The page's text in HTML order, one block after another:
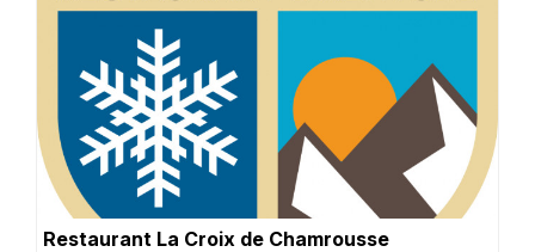
Restaurant La Croix de Chamrousse